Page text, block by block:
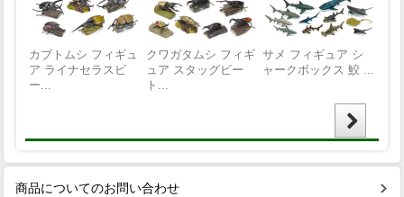
商品についてのお問い合わせ